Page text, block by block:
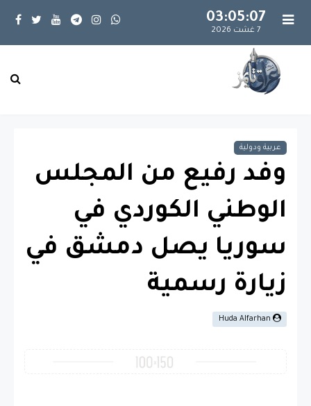
03:05:07
7 غشت 2026
عربية ودولية
وفد رفيع من المجلس
الوطني الكوردي في
سوريا يصل دمشق في
زيارة رسمية
Huda Alfarhan